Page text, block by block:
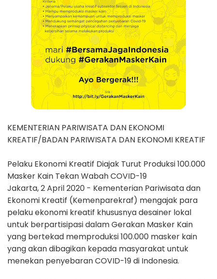
KEMENTERIAN PARIWISATA DAN EKONOMI
KREATIF/BADAN PARIWISATA DAN EKONOMI KREATIF
Pelaku Ekonomi Kreatif Diajak Turut Produksi 100.000
Masker Kain Tekan Wabah COVID-19
Jakarta, 2 April 2020 - Kementerian Pariwisata dan
Ekonomi Kreatif (Kemenparekraf) mengajak para
pelaku ekonomi kreatif khususnya desainer lokal
untuk berpartisipasi dalam Gerakan Masker Kain
yang bertekad memproduksi 100.000 masker kain
yang akan dibagikan kepada masyarakat untuk
menekan penyebaran COVID-19 di Indonesia.